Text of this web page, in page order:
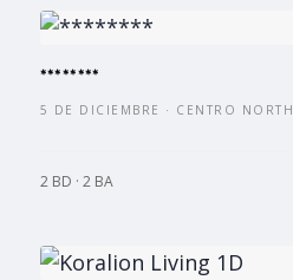
********
5 DE DICIEMBRE · CENTRO NORTH
2 BD · 2 BA